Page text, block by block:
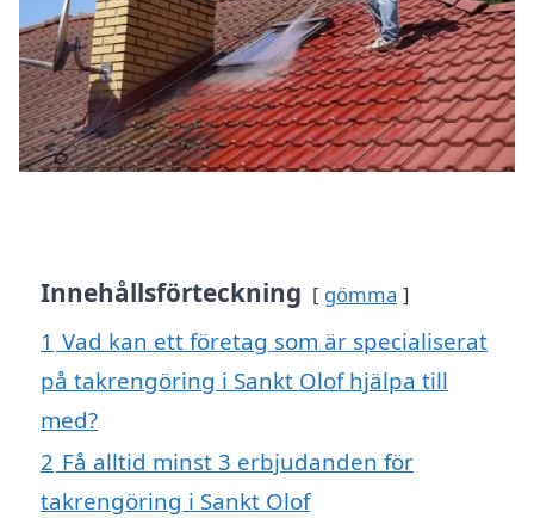
Innehållsförteckning gömma
1 Vad kan ett företag som är specialiserat
på takrengöring i Sankt Olof hjälpa till
med?
2 Få alltid minst 3 erbjudanden för
takrengöring i Sankt Olof